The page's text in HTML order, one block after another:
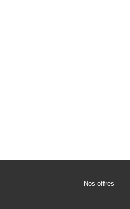
Nos offres